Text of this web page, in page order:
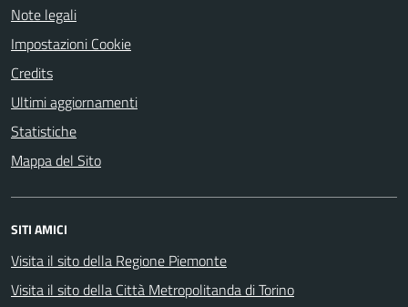
Note legali
Impostazioni Cookie
Credits
Ultimi aggiornamenti
Statistiche
Mappa del Sito
SITI AMICI
Visita il sito della Regione Piemonte
Visita il sito della Città Metropolitanda di Torino